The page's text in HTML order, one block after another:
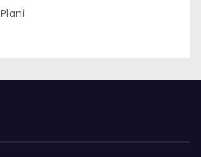
Plani